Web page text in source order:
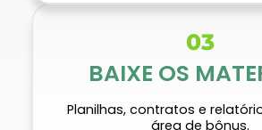
03
BAIXE OS
Planilhas, contratos e
área de bônus.